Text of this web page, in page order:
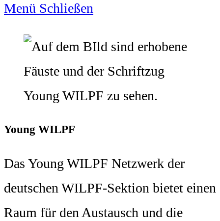
Menü Schließen
Young WILPF
Das Young WILPF Netzwerk der
deutschen WILPF-Sektion bietet einen
Raum für den Austausch und die